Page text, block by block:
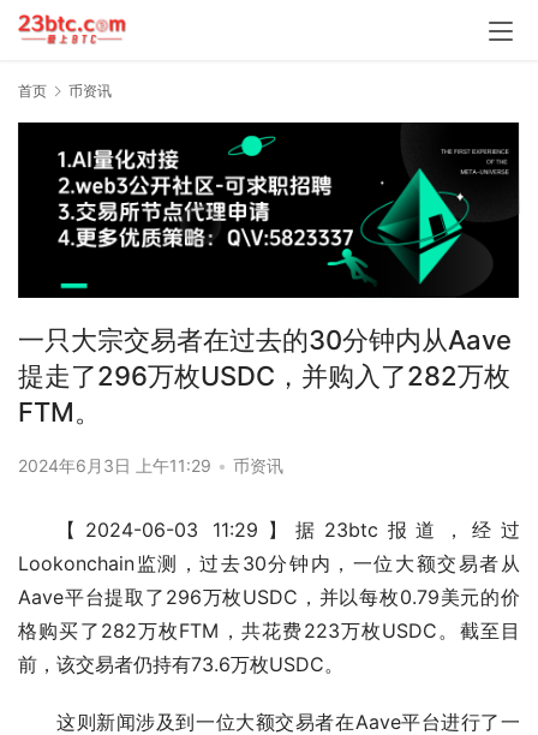
首页 币资讯
一只大宗交易者在过去的30分钟内从Aave
提走了296万枚USDC，并购入了282万枚
FTM。
2024年6月3日 上午11:29 • 币资讯
【2024-06-03 11:29】据23btc报道，经过
Lookonchain监测，过去30分钟内，一位大额交易者从
Aave平台提取了296万枚USDC，并以每枚0.79美元的价
格购买了282万枚FTM，共花费223万枚USDC。截至目
前，该交易者仍持有73.6万枚USDC。
这则新闻涉及到一位大额交易者在Aave平台进行了一